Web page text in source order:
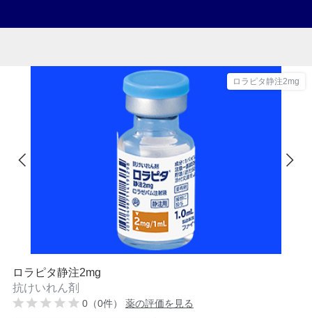
ロラピタ静注2mg
ロラピタ静注2mg
抗けいれん剤
0（0件） 薬の評価を見る